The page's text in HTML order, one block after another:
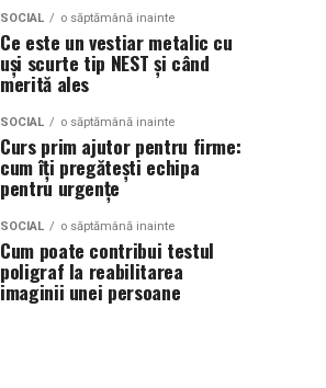
SOCIAL o săptămână inainte
Ce este un vestiar metalic cu
uși scurte tip NEST și când
merită ales
SOCIAL o săptămână inainte
Curs prim ajutor pentru firme:
cum îți pregătești echipa
pentru urgențe
SOCIAL o săptămână inainte
Cum poate contribui testul
poligraf la reabilitarea
imaginii unei persoane